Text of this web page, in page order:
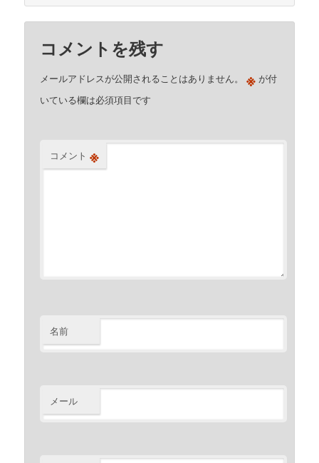
コメントを残す
メールアドレスが公開されることはありません。 ※ が付
いている欄は必須項目です
コメント ※
名前
メール